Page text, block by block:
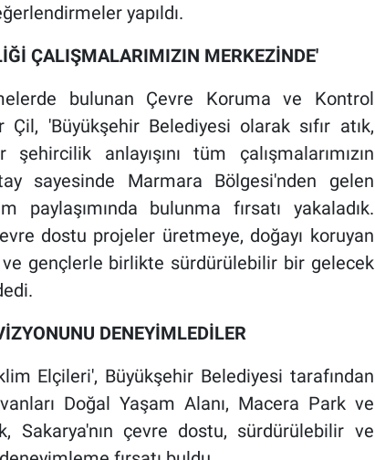
yapıldı.
ÇALIŞMALARIMIZIN MERKEZİNDE'
bulunan Çevre Koruma ve Kontrol
Çil, 'Büyükşehir Belediyesi olarak sıfır atık,
anlayışını tüm çalışmalarımızın
sayesinde Marmara Bölgesi'nden gelen
bulunma fırsatı yakaladık.
dostu projeler üretmeye, doğayı koruyan
ve gençlerle birlikte sürdürülebilir bir gelecek
DENEYİMLEDİLER
Elçileri', Büyükşehir Belediyesi tarafından
Doğal Yaşam Alanı, Macera Park ve
Sakarya'nın çevre dostu, sürdürülebilir ve